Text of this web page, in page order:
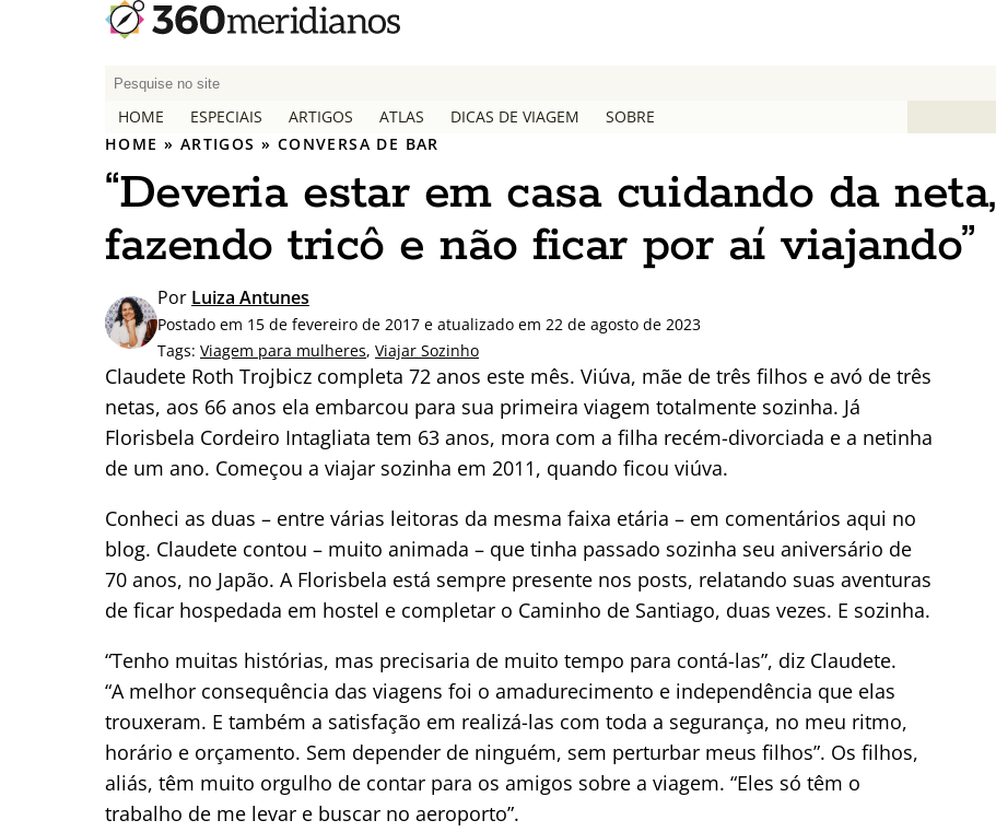
P
q
u
s
a
p
o
r
:
HOME ESPECIAIS ARTIGOS ATLAS DICAS DE VIAGEM SOBRE
HOME » ARTIGOS » CONVERSA DE BAR
“Deveria estar em casa cuidando da neta,
fazendo tricô e não ficar por aí viajando”
Por Luiza Antunes
Postado em 15 de fevereiro de 2017 e atualizado em 22 de agosto de 2023
Tags: Viagem para mulheres, Viajar Sozinho
Claudete Roth Trojbicz completa 72 anos este mês. Viúva, mãe de três filhos e avó de três
netas, aos 66 anos ela embarcou para sua primeira viagem totalmente sozinha. Já
Florisbela Cordeiro Intagliata tem 63 anos, mora com a filha recém-divorciada e a netinha
de um ano. Começou a viajar sozinha em 2011, quando ficou viúva.
Conheci as duas – entre várias leitoras da mesma faixa etária – em comentários aqui no
blog. Claudete contou – muito animada – que tinha passado sozinha seu aniversário de
70 anos, no Japão. A Florisbela está sempre presente nos posts, relatando suas aventuras
de ficar hospedada em hostel e completar o Caminho de Santiago, duas vezes. E sozinha.
“Tenho muitas histórias, mas precisaria de muito tempo para contá-las”, diz Claudete.
“A melhor consequência das viagens foi o amadurecimento e independência que elas
trouxeram. E também a satisfação em realizá-las com toda a segurança, no meu ritmo,
horário e orçamento. Sem depender de ninguém, sem perturbar meus filhos”. Os filhos,
aliás, têm muito orgulho de contar para os amigos sobre a viagem. “Eles só têm o
trabalho de me levar e buscar no aeroporto”.